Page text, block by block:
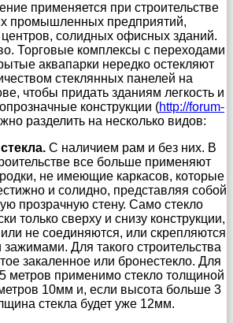
применяется при строительстве
промышленных предприятий,
центров, солидных офисных зданий.
Торговые комплексы с переходами
аквапарки нередко остекляют
стеклянных панелей на
чтобы придать зданиям легкость и
конструкции (http://forum-
разделить на несколько видов:
С наличием рам и без них. В
все больше применяют
не имеющие каркасов, которые
и солидно, представляя собой
прозрачную стену. Само стекло
только сверху и снизу конструкции,
не соединяются, или скрепляются
Для такого строительства
закаленное или бронестекло. Для
метров применимо стекло толщиной
10мм и, если высота больше 3
стекла будет уже 12мм.